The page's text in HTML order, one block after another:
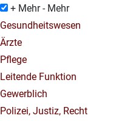
+ Mehr - Mehr
Gesundheitswesen
Ärzte
Pflege
Leitende Funktion
Gewerblich
Polizei, Justiz, Recht